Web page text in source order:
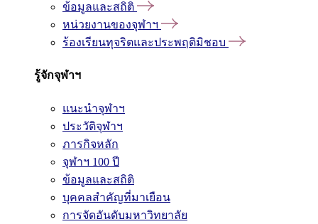
ข้อมูลและสถิติ
หน่วยงานของจุฬาฯ
ร้องเรียนทุจริตและประพฤติมิชอบ
รู้จักจุฬาฯ
แนะนำจุฬาฯ
ประวัติจุฬาฯ
ภารกิจหลัก
จุฬาฯ 100 ปี
ข้อมูลและสถิติ
บุคคลสำคัญที่มาเยือน
การจัดอันดับมหาวิทยาลัย